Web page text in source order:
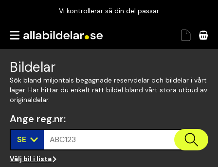
Vi kontrollerar så din del passar
Garanterad passform
Bildelar
Sök bland miljontals begagnade reservdelar och bildelar i vårt
lager. Här hittar du enkelt rätt bildel bland vårt stora utbud av
originaldelar.
Ange reg.nr:
SE ABC123
Välj bil i lista